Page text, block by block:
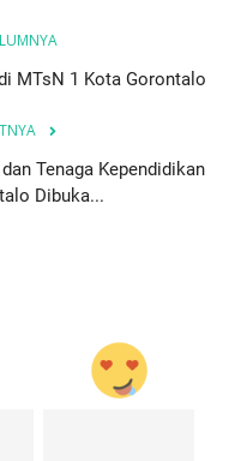
MTsN 1 Kota Gorontalo
Tenaga Kependidikan
Dibuka...